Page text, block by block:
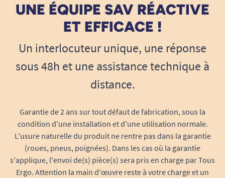
Voir tous les cadres et sièges de toilettes.
Voir tous les produits pour m'aider à me tenir / me maintenir.
Voir tous les produits pour m'aider à me relever.
Voir tous les produits pour m'aider à me sentir en sécurité.
Voir tous les produits pour m'aider à éviter les chutes.
UNE ÉQUIPE SAV RÉACTIVE
ET EFFICACE !
Un interlocuteur unique, une réponse
sous 48h et une assistance technique à
distance.
Garantie de 2 ans sur tout défaut de fabrication, sous la
condition d'une installation et d'une utilisation normale.
L'usure naturelle du produit ne rentre pas dans la garantie
(roues, pneus, poignées). Dans les cas où la garantie
s'applique, l'envoi de(s) pièce(s) sera pris en charge par Tous
Ergo. Attention la main d'œuvre reste à votre charge et un